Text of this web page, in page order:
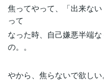
焦ってやって、「出来な
って
なった時、自己嫌悪半端
の。。
やから、焦らないで欲しい